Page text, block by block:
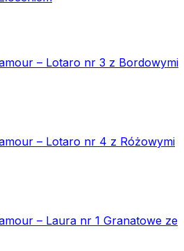
– Lotaro nr 3 z Bordowymi
– Lotaro nr 4 z Różowymi
– Laura nr 1 Granatowe ze